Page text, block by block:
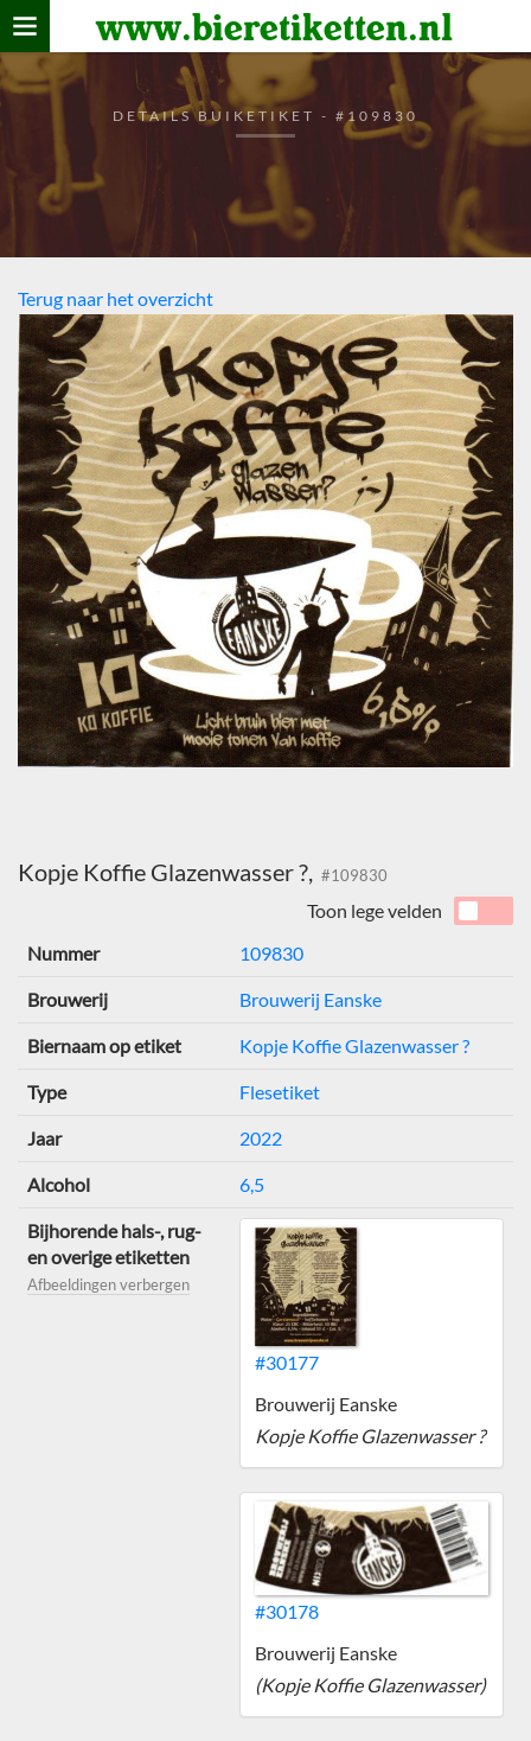
www.bieretiketten.nl
Home
verzamelen
De bierkaart
Bezoekers
DETAILS BUIKETIKET - #109830
Terug naar het overzicht
Kopje Koffie Glazenwasser ?, #109830
Toon lege velden
Nummer
109830
Brouwerij Brouwerij Eanske
Biernaam op etiket Kopje Koffie Glazenwasser ?
Type Flesetiket
Jaar 2022
Alcohol 6,5
Bijhorende hals-, rug-
en overige etiketten
Afbeeldingen verbergen
#30177
Brouwerij Eanske
Kopje Koffie Glazenwasser ?
#30178
Brouwerij Eanske
(Kopje Koffie Glazenwasser)